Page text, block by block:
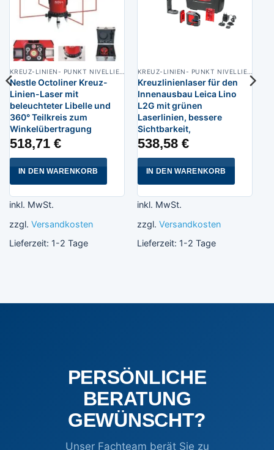
Nestle Octoliner Kreuz-
Linien-Laser mit
beleuchteter Libelle und
360° Teilkreis zum
Winkelübertragung
518,71 €
IN DEN WARENKORB
inkl. MwSt.
zzgl. Versandkosten
Lieferzeit: 1-2 Tage
Kreuzlinienlaser für den
Innenausbau Leica Lino
L2G mit grünen
Laserlinien, bessere
Sichtbarkeit,
538,58 €
IN DEN WARENKORB
inkl. MwSt.
zzgl. Versandkosten
Lieferzeit: 1-2 Tage
PERSÖNLICHE
BERATUNG
GEWÜNSCHT?
Unser Fachteam berät Sie zu